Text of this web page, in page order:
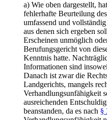
a) Wie oben dargestellt,
fehlerhafte Beurteilung
umfassend und
aus denen sich ergeben
Erscheinen unmöglich
Berufungsgericht von
Kenntnis hatte.
Informationen sind
Danach ist zwar die
Landgerichts, mangels
Verhandlungsunfähigkeit
ausreichenden
beanstanden, da es nach §